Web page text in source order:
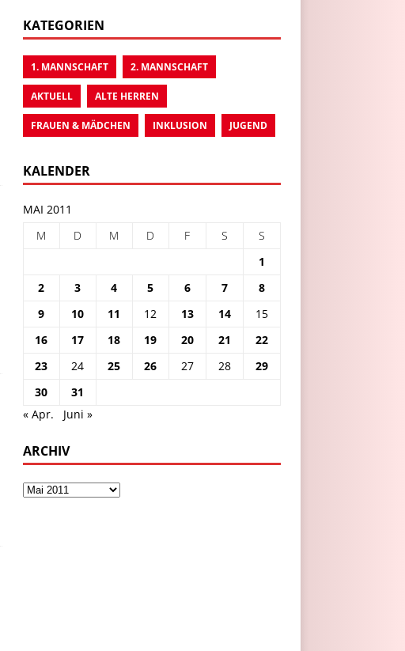
KATEGORIEN
1. MANNSCHAFT 2. MANNSCHAFT
AKTUELL ALTE HERREN
FRAUEN & MÄDCHEN INKLUSION JUGEND
KALENDER
MAI 2011
M
D M D F S
S
1
2
3 4 5 6 7
8
9
10 11 12 13 14
15
16
17 18 19 20 21
22
23
24 25 26 27 28
29
30
31
« Apr.
Juni »
ARCHIV